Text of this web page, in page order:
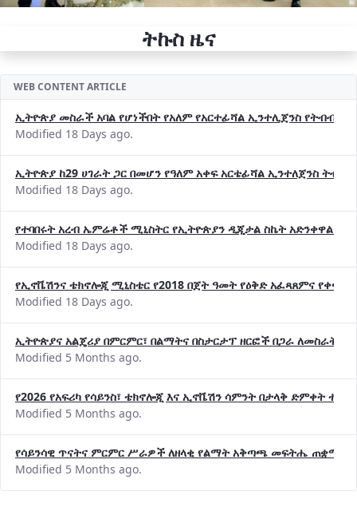
ትኩስ ዜና
WEB CONTENT ARTICLE
ኢትዮጵያ መስራች አባል የሆነችበት የአለም የአርተፊሻል ኢንተሊጀንስ የትብብር
Modified 18 Days ago.
ኢትዮጵያ ከ29 ሀገራት ጋር በመሆን የዓለም አቀፍ አርቴፊሻል ኢንተለጀንስ
Modified 18 Days ago.
የተባበሩት አረብ ኤምሬቶች ሚኒስትር የኢትዮጵያን ዲጂታል ስኬት አድንቀዋል
Modified 18 Days ago.
የኢኖቬሽንና ቴክኖሎጂ ሚኒስቴር የ2018 በጀት ዓመት የዕቅድ አፈጻጸምና
Modified 18 Days ago.
ኢትዮጵያና አልጄሪያ በምርምር፣ በልማትና በስታርታፕ ዘርፎች በጋራ ለመስራት
Modified 5 Months ago.
የ2026 የአፍሪካ የሳይንስ፣ ቴክኖሎጂ እና ኢኖቬሽን ሳምንት በታላቅ ድምቀት
Modified 5 Months ago.
የሳይንሳዊ ጥናትና ምርምር ሥራዎች ለዘላቂ የልማት አቅጣጫ መፍትሔ ጠቋሚ
Modified 5 Months ago.